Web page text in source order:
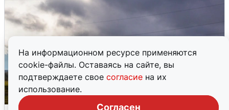
На информационном ресурсе применяются
cookie-файлы. Оставаясь на сайте, вы
подтверждаете свое согласие на их
использование.
Согласен